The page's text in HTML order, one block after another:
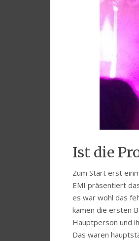
Ist die
Zum Start erst
EMI präsentiert
es war wohl das
kamen die ersten
Hauptperson und
Das waren